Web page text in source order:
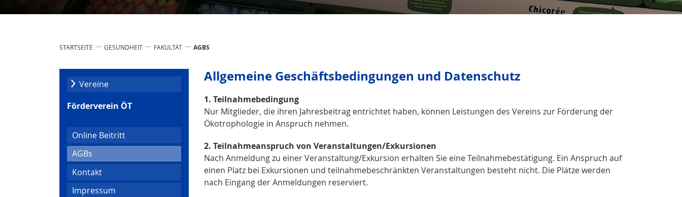
STARTSEITE GESUNDHEIT FAKULTÄT AGBS
Vereine
Förderverein ÖT
Online Beitritt
AGBs
Kontakt
Impressum
Allgemeine Geschäftsbedingungen und Datenschutz
1. Teilnahmebedingung
Nur Mitglieder, die ihren Jahresbeitrag entrichtet haben, können Leistungen des Vereins zur Förderung der
Ökotrophologie in Anspruch nehmen.
2. Teilnahmeanspruch von Veranstaltungen/Exkursionen
Nach Anmeldung zu einer Veranstaltung/Exkursion erhalten Sie eine Teilnahmebestätigung. Ein Anspruch auf
einen Platz bei Exkursionen und teilnahmebeschränkten Veranstaltungen besteht nicht. Die Plätze werden
nach Eingang der Anmeldungen reserviert.